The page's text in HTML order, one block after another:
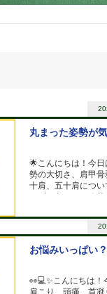
丸まった姿勢が
🌟こんにちは！今
勢の大切さ、肩甲
十肩、五十肩につ
い丸まってしまう
しかし、丸まった
す。
お悩みいっぱい
👀💻✨こんにちは！